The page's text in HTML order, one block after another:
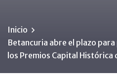
Inicio
Betancuria abre el plazo
los Premios Capital Histórica